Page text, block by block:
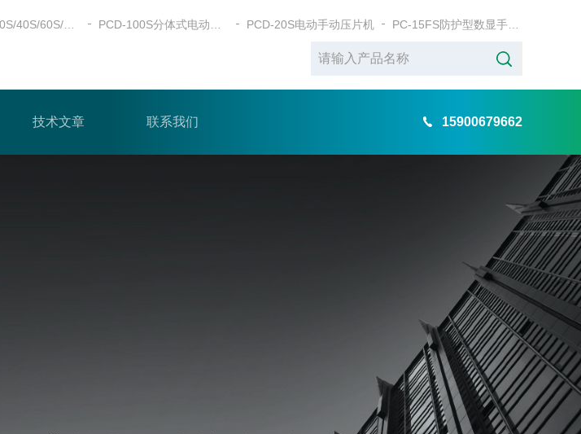
PCD-20S电动手动压片机
技术文章 联系我们 15900679662